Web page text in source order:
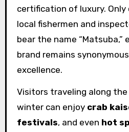
certification of luxury. Only
local fishermen and
bear the name
brand remains
excellence.
Visitors traveling along the
winter can enjoy crab
festivals, and even hot